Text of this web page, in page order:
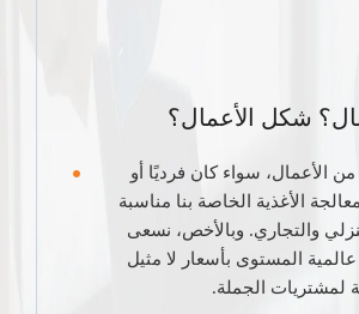
شكل الأعمال؟
الأعمال، سواء كان فرديًا أو
الأغذية الخاصة بنا مناسبة
والتجاري. وبالأخص، نسعى
المستوى بأسعار لا مثيل
لمشتريات الجملة.